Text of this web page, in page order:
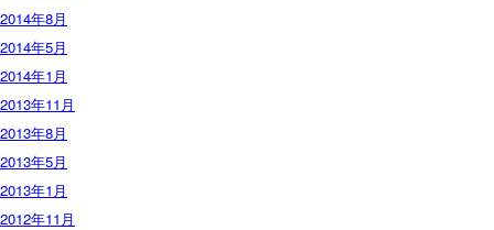
2014年8月
2014年5月
2014年1月
2013年11月
2013年8月
2013年5月
2013年1月
2012年11月